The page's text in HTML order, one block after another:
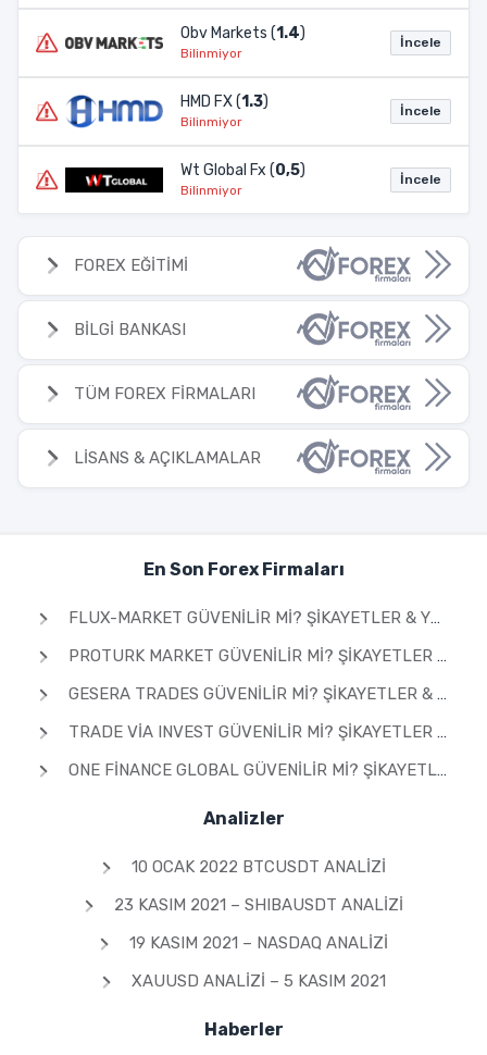
Obv Markets (1.4)
Bilinmiyor
İncele
HMD FX (1.3)
Bilinmiyor
İncele
Wt Global Fx (0,5)
Bilinmiyor
İncele
FOREX EĞİTİMİ
BİLGİ BANKASI
TÜM FOREX FİRMALARI
LİSANS & AÇIKLAMALAR
En Son Forex Firmaları
FLUX-MARKET GÜVENILIR MI? ŞIKAYETLER & YORUMLAR 2026
PROTURK MARKET GÜVENILIR MI? ŞIKAYETLER & YORUMLAR 2026
GESERA TRADES GÜVENILIR MI? ŞIKAYETLER & YORUMLAR 2026
TRADE VIA INVEST GÜVENILIR MI? ŞIKAYETLER & YORUMLAR 2026
ONE FINANCE GLOBAL GÜVENILIR MI? ŞIKAYETLER & YORUMLAR 2026
Analizler
10 OCAK 2022 BTCUSDT ANALIZI
23 KASIM 2021 – SHIBAUSDT ANALIZI
19 KASIM 2021 – NASDAQ ANALIZI
XAUUSD ANALIZI – 5 KASIM 2021
Haberler